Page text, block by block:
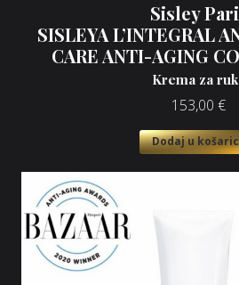
Sisley
SISLEYA L’INTEGRAL
CARE ANTI-AGING
Krema za
153,00 €
Dodaj u